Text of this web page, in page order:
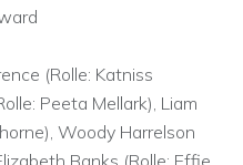
(Rolle: Katniss
Peeta Mellark), Liam
Woody Harrelson
Banks (Rolle: Effie